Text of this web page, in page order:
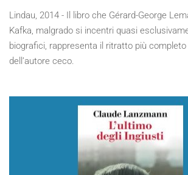
Lindau, 2014 - Il libro che Gérard-George
Kafka, malgrado si incentri quasi
biografici, rappresenta il ritratto più
dell’autore ceco.